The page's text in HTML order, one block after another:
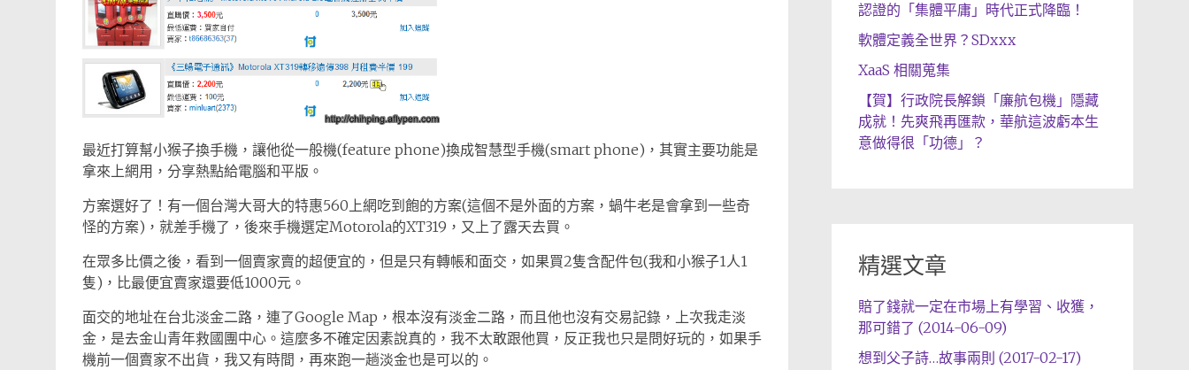
最近打算幫小猴子換手機，讓他從一般機(feature phone)換成智慧型手機(smart phone)，其實主要功能是
拿來上網用，分享熱點給電腦和平版。
方案選好了！有一個台灣大哥大的特惠560上網吃到飽的方案(這個不是外面的方案，蝸牛老是會拿到一些奇
怪的方案)，就差手機了，後來手機選定Motorola的XT319，又上了露天去買。
在眾多比價之後，看到一個賣家賣的超便宜的，但是只有轉帳和面交，如果買2隻含配件包(我和小猴子1人1
隻)，比最便宜賣家還要低1000元。
面交的地址在台北淡金二路，連了Google Map，根本沒有淡金二路，而且他也沒有交易記錄，上次我走淡
金，是去金山青年救國團中心。這麼多不確定因素說真的，我不太敢跟他買，反正我也只是問好玩的，如果手
機前一個賣家不出貨，我又有時間，再來跑一趟淡金也是可以的。
認證的「集體平庸」時代正式降臨！
軟體定義全世界？SDxxx
XaaS 相關蒐集
【賀】行政院長解鎖「廉航包機」隱藏
成就！先爽飛再匯款，華航這波虧本生
意做得很「功德」？
精選文章
賠了錢就一定在市場上有學習、收獲，
那可錯了 (2014-06-09)
想到父子詩…故事兩則 (2017-02-17)